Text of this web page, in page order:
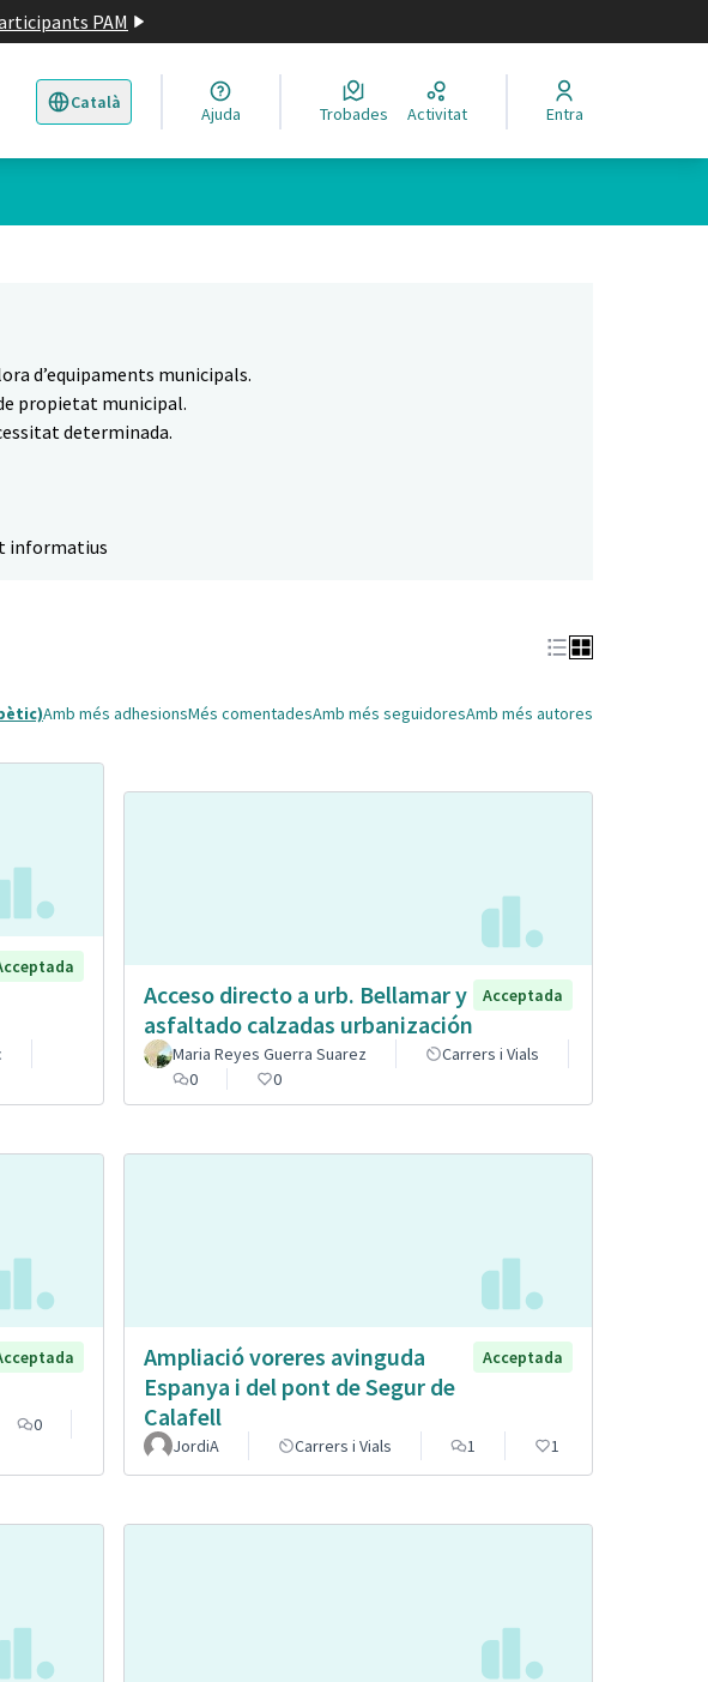
PAM
Català
Triar la llengua Elegir el idioma
Ajuda Trobades Activitat Entra
d’equipaments municipals.
propietat municipal.
determinada.
informatius
Amb més adhesionsMés comentadesAmb més seguidoresAmb més autores
Acceso directo a urb. Bellamar y
asfaltado calzadas urbanización
Acceptada
Maria Reyes Guerra Suarez
Carrers i Vials
0
0
0
Ampliació voreres avinguda
Espanya i del pont de Segur de
Calafell
Acceptada
JordiA Carrers i Vials 1 1